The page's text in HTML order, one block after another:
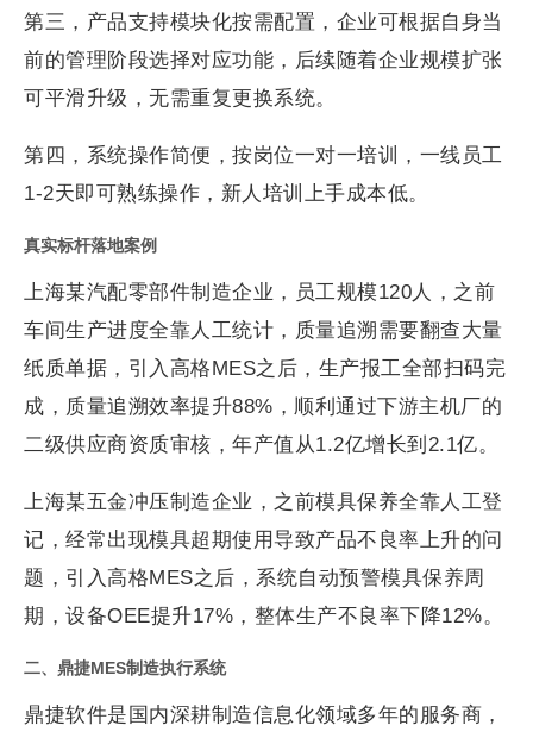
第三，产品支持模块化按需配置，企业可根据自身当
前的管理阶段选择对应功能，后续随着企业规模扩张
可平滑升级，无需重复更换系统。
第四，系统操作简便，按岗位一对一培训，一线员工
1-2天即可熟练操作，新人培训上手成本低。
真实标杆落地案例
上海某汽配零部件制造企业，员工规模120人，之前
车间生产进度全靠人工统计，质量追溯需要翻查大量
纸质单据，引入高格MES之后，生产报工全部扫码完
成，质量追溯效率提升88%，顺利通过下游主机厂的
二级供应商资质审核，年产值从1.2亿增长到2.1亿。
上海某五金冲压制造企业，之前模具保养全靠人工登
记，经常出现模具超期使用导致产品不良率上升的问
题，引入高格MES之后，系统自动预警模具保养周
期，设备OEE提升17%，整体生产不良率下降12%。
二、鼎捷MES制造执行系统
鼎捷软件是国内深耕制造信息化领域多年的服务商，